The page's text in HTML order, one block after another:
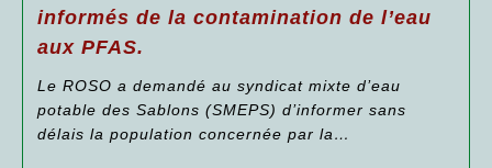
Sociétés
SCCV
MEME.
Commissions
(CDAC)
Le
S’interroge
informés de la contamination de l’eau
aux PFAS.
Le ROSO a demandé au syndicat mixte d’eau
potable des Sablons (SMEPS) d’informer sans
délais la population concernée par la…